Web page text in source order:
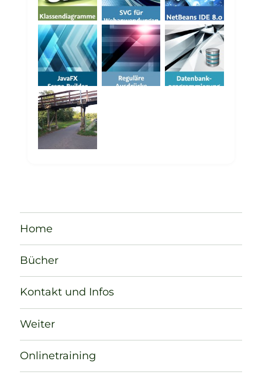
Home
Bücher
Kontakt und Infos
Weiter
Onlinetraining